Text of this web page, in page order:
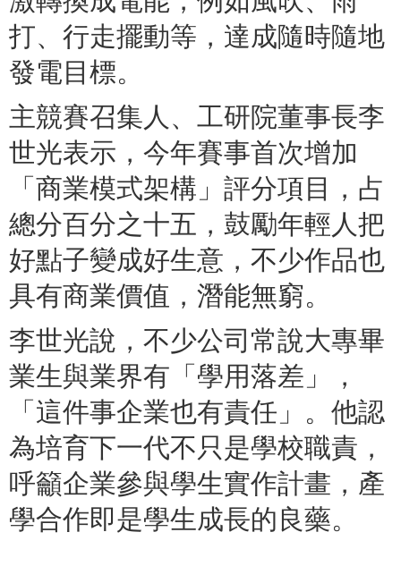
打、行走擺動等，達成隨時隨地
發電目標。
主競賽召集人、工研院董事長李
世光表示，今年賽事首次增加
「商業模式架構」評分項目，占
總分百分之十五，鼓勵年輕人把
好點子變成好生意，不少作品也
具有商業價值，潛能無窮。
李世光說，不少公司常說大專畢
業生與業界有「學用落差」，
「這件事企業也有責任」。他認
為培育下一代不只是學校職責，
呼籲企業參與學生實作計畫，產
學合作即是學生成長的良藥。